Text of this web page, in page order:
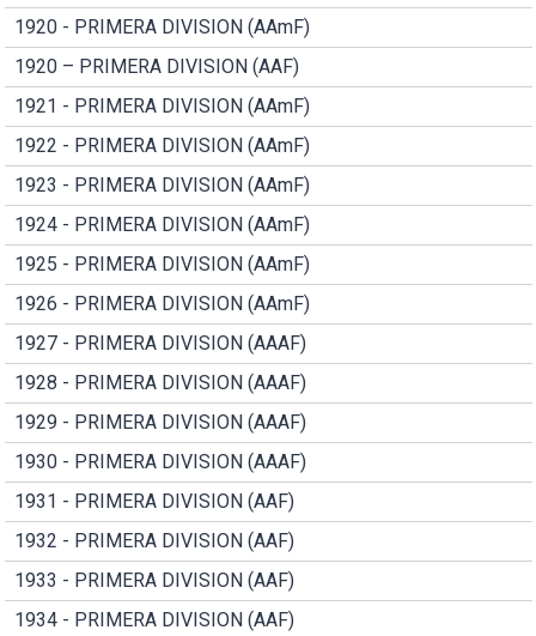
1920 - PRIMERA DIVISION (AAmF)
1920 – PRIMERA DIVISION (AAF)
1921 - PRIMERA DIVISION (AAmF)
1922 - PRIMERA DIVISION (AAmF)
1923 - PRIMERA DIVISION (AAmF)
1924 - PRIMERA DIVISION (AAmF)
1925 - PRIMERA DIVISION (AAmF)
1926 - PRIMERA DIVISION (AAmF)
1927 - PRIMERA DIVISION (AAAF)
1928 - PRIMERA DIVISION (AAAF)
1929 - PRIMERA DIVISION (AAAF)
1930 - PRIMERA DIVISION (AAAF)
1931 - PRIMERA DIVISION (AAF)
1932 - PRIMERA DIVISION (AAF)
1933 - PRIMERA DIVISION (AAF)
1934 - PRIMERA DIVISION (AAF)